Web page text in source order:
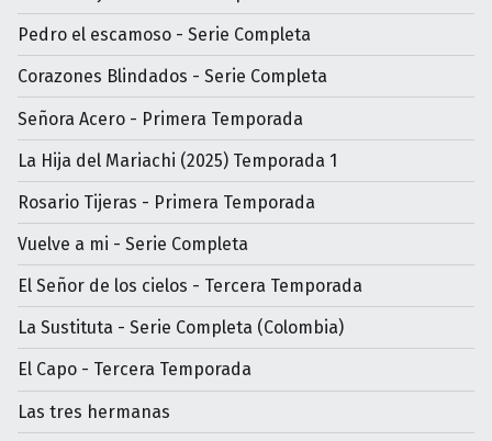
Pedro el escamoso - Serie Completa
Corazones Blindados - Serie Completa
Señora Acero - Primera Temporada
La Hija del Mariachi (2025) Temporada 1
Rosario Tijeras - Primera Temporada
Vuelve a mi - Serie Completa
El Señor de los cielos - Tercera Temporada
La Sustituta - Serie Completa (Colombia)
El Capo - Tercera Temporada
Las tres hermanas